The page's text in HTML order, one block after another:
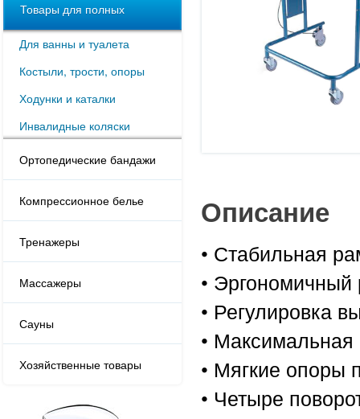
Товары для полных
Для ванны и туалета
Костыли, трости, опоры
Ходунки и каталки
Инвалидные коляски
Ортопедические бандажи
Компрессионное белье
Тренажеры
Массажеры
Сауны
Хозяйственные товары
Описание
• Стабильная
• Эргономичный
• Регулировка
• Максимальная
• Мягкие опоры
• Четыре